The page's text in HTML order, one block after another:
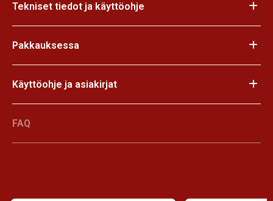
Tekniset tiedot ja käyttöohje
Pakkauksessa
Käyttöohje ja asiakirjat
FAQ